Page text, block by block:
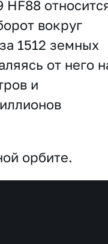
вокруг
1512 земных
от него
и
орбите.